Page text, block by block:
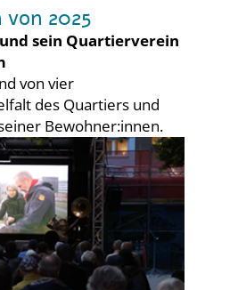
2025
sein Quartierverein
von vier
des Quartiers und
Bewohner:innen.